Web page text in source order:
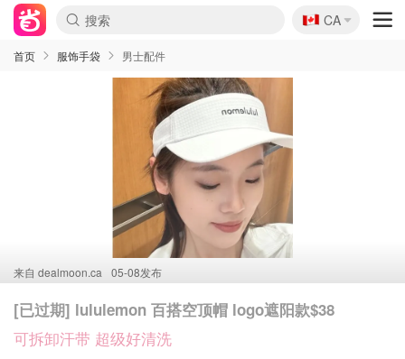
🇨🇦
CA
首页 服饰手袋 男士配件
来自 dealmoon.ca 05-08发布
[已过期] lululemon 百搭空顶帽 logo遮阳款$38
可拆卸汗带 超级好清洗